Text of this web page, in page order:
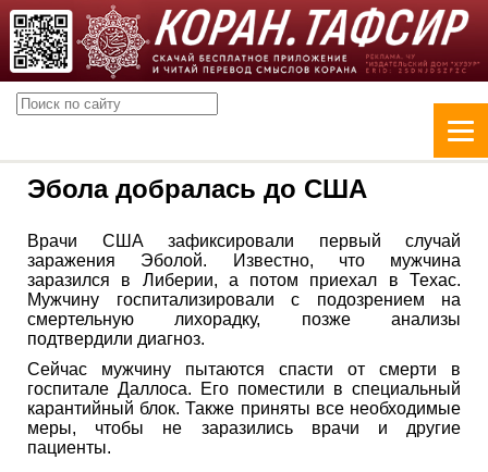
Эбола добралась до США
Врачи США зафиксировали первый случай
заражения Эболой. Известно, что мужчина
заразился в Либерии, а потом приехал в Техас.
Мужчину госпитализировали с подозрением на
смертельную лихорадку, позже анализы
подтвердили диагноз.
Сейчас мужчину пытаются спасти от смерти в
госпитале Даллоса. Его поместили в специальный
карантийный блок. Также приняты все необходимые
меры, чтобы не заразились врачи и другие
пациенты.